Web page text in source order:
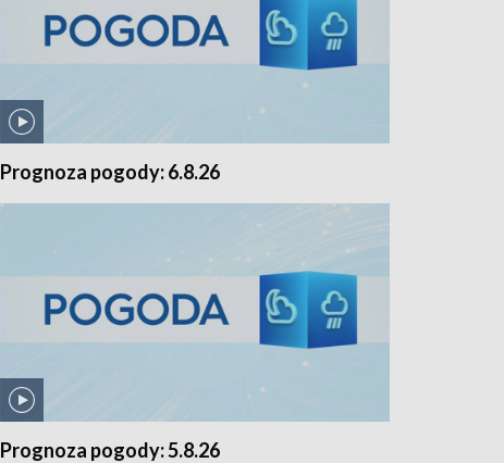
Prognoza pogody: 6.8.26
Prognoza pogody: 5.8.26